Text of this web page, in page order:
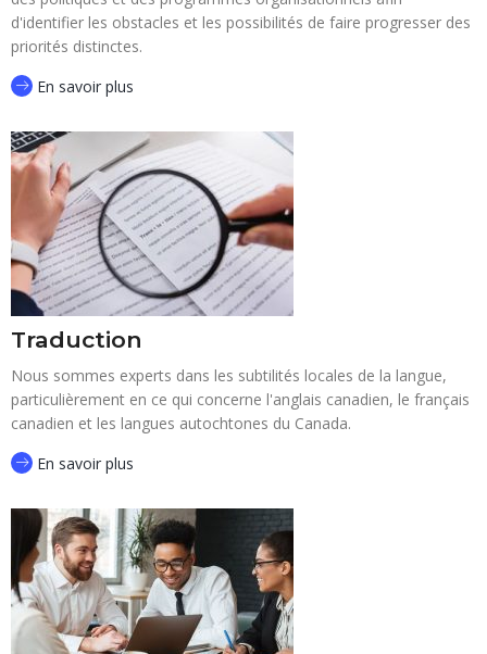
d'identifier les obstacles et les possibilités de faire progresser des
priorités distinctes.
En savoir plus
Traduction
Nous sommes experts dans les subtilités locales de la langue,
particulièrement en ce qui concerne l'anglais canadien, le français
canadien et les langues autochtones du Canada.
En savoir plus